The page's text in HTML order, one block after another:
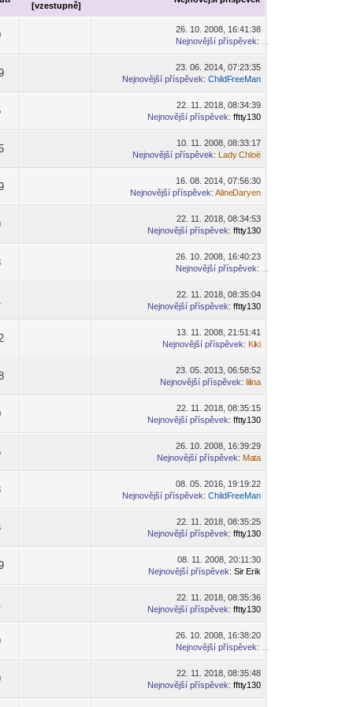
[vzestupně]
26. 10. 2008, 16:41:38
Nejnovější příspěvek:
23. 06. 2014, 07:23:35
Nejnovější příspěvek:ChildFreeMan
22. 11. 2018, 08:34:39
Nejnovější příspěvek:fftty130
10. 11. 2008, 08:33:17
Nejnovější příspěvek: LadyChloë
16. 08. 2014, 07:56:30
Nejnovější příspěvek:AlineDaryen
22. 11. 2018, 08:34:53
Nejnovější příspěvek:fftty130
26. 10. 2008, 16:40:23
Nejnovější příspěvek:
22. 11. 2018, 08:35:04
Nejnovější příspěvek:fftty130
13. 11. 2008, 21:51:41
Nejnovější příspěvek: Kiki
23. 05. 2013, 06:58:52
Nejnovější příspěvek:lilina
22. 11. 2018, 08:35:15
Nejnovější příspěvek:fftty130
26. 10. 2008, 16:39:29
Nejnovější příspěvek: Mata
08. 05. 2016, 19:19:22
Nejnovější příspěvek:ChildFreeMan
22. 11. 2018, 08:35:25
Nejnovější příspěvek:fftty130
08. 11. 2008, 20:11:30
Nejnovější příspěvek:SirErik
22. 11. 2018, 08:35:36
Nejnovější příspěvek:fftty130
26. 10. 2008, 16:38:20
Nejnovější příspěvek:
22. 11. 2018, 08:35:48
Nejnovější příspěvek:fftty130